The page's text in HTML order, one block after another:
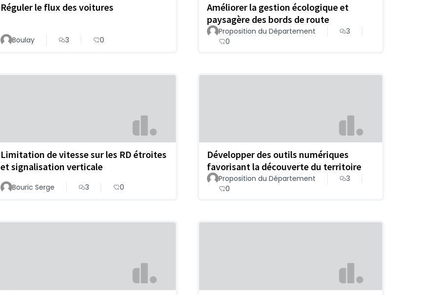
Réguler le flux des voitures
Boulay 3 0
Améliorer la gestion écologique et
paysagère des bords de route
Proposition du Département
3
0
Limitation de vitesse sur les RD étroites
et signalisation verticale
Bouric Serge 3 0
Développer des outils numériques
favorisant la découverte du territoire
Proposition du Département
3
0